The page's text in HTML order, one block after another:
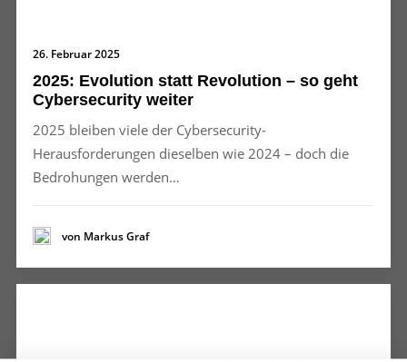
26. Februar 2025
2025: Evolution statt Revolution – so geht
Cybersecurity weiter
2025 bleiben viele der Cybersecurity-
Herausforderungen dieselben wie 2024 – doch die
Bedrohungen werden…
von Markus Graf